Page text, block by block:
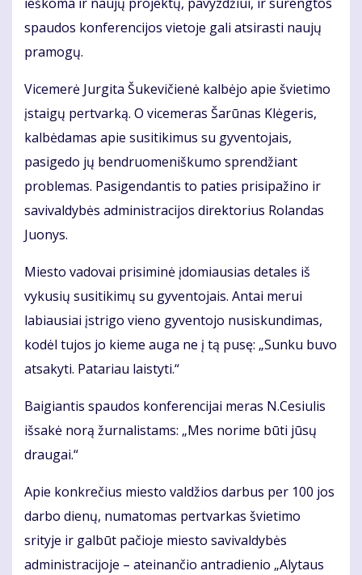
spaudos konferencijos vietoje gali atsirasti naujų
pramogų.
Vicemerė Jurgita Šukevičienė kalbėjo apie švietimo
įstaigų pertvarką. O vicemeras Šarūnas Klėgeris,
kalbėdamas apie susitikimus su gyventojais,
pasigedo jų bendruomeniškumo sprendžiant
problemas. Pasigendantis to paties prisipažino ir
savivaldybės administracijos direktorius Rolandas
Juonys.
Miesto vadovai prisiminė įdomiausias detales iš
vykusių susitikimų su gyventojais. Antai merui
labiausiai įstrigo vieno gyventojo nusiskundimas,
kodėl tujos jo kieme auga ne į tą pusę: „Sunku buvo
atsakyti. Patariau laistyti.“
Baigiantis spaudos konferencijai meras N.Cesiulis
išsakė norą žurnalistams: „Mes norime būti jūsų
draugai.“
Apie konkrečius miesto valdžios darbus per 100 jos
darbo dienų, numatomas pertvarkas švietimo
srityje ir galbūt pačioje miesto savivaldybės
administracijoje – ateinančio antradienio „Alytaus